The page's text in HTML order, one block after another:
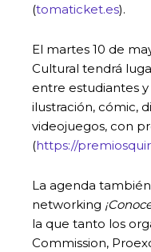
(tomaticket.es).
El martes 10 de
Cultural tendrá
entre estudiantes
ilustración, cómic,
videojuegos, con
(https://
La agenda
networking
la que tanto los
Commission,